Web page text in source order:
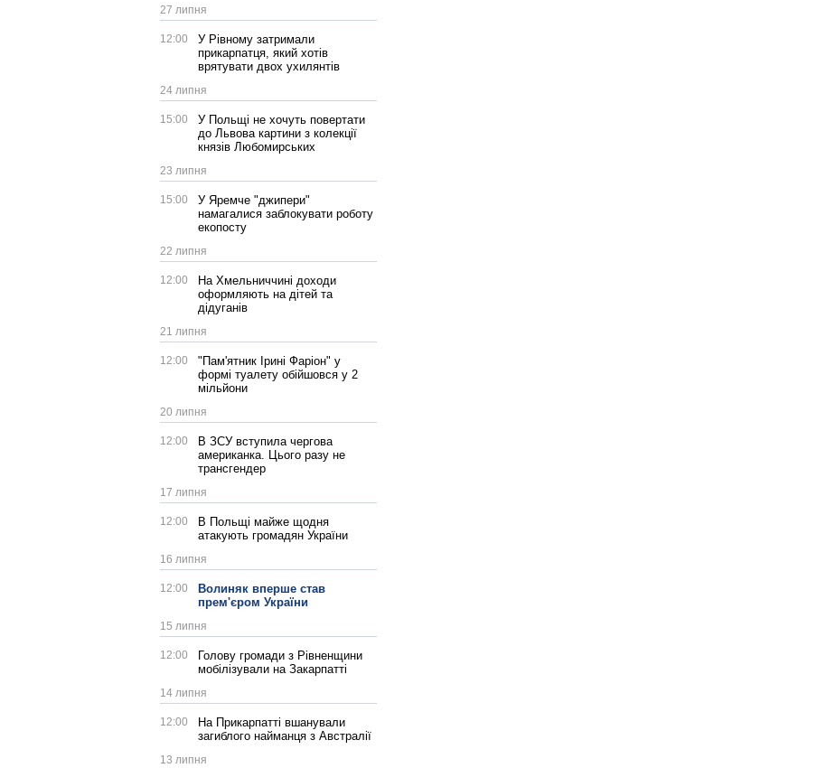
27 липня
12:00
У Рівному затримали
прикарпатця, який хотів
врятувати двох ухилянтів
24 липня
15:00
У Польщі не хочуть повертати
до Львова картини з колекції
князів Любомирських
23 липня
15:00
У Яремче "джипери"
намагалися заблокувати роботу
екопосту
22 липня
12:00
На Хмельниччині доходи
оформляють на дітей та
дідуганів
21 липня
12:00
"Пам'ятник Ірині Фаріон" у
формі туалету обійшовся у 2
мільйони
20 липня
12:00
В ЗСУ вступила чергова
американка. Цього разу не
трансгендер
17 липня
12:00
В Польщі майже щодня
атакують громадян України
16 липня
12:00
Волиняк вперше став
прем'єром України
15 липня
12:00
Голову громади з Рівненщини
мобілізували на Закарпатті
14 липня
12:00
На Прикарпатті вшанували
загиблого найманця з Австралії
13 липня